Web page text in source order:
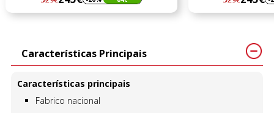
Regular
preço
Preço
Regular
preço
Preço
Características Principais
Características principais
Fabrico nacional